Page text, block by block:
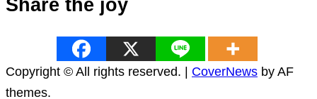
Share the joy
Copyright © All rights reserved. CoverNews by AF
themes.